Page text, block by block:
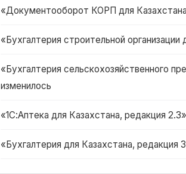
«Документооборот КОРП для
«Бухгалтерия строительной
«Бухгалтерия сельскохозяйственного
изменилось
«1С:Аптека для Казахстана, редакция
«Бухгалтерия для Казахстана, редакция